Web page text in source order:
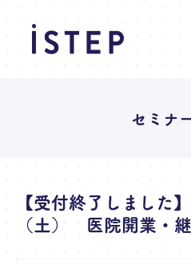
セミナ
【受付終了しました
（土） 医院開業・